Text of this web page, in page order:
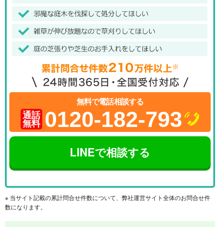
無料で電話相談する
通話
無料 0120-182-793
LINEで相談する
※ 当サイト記載の累計問合せ件数について、弊社運営サイト全体のお問合せ件
数になります。